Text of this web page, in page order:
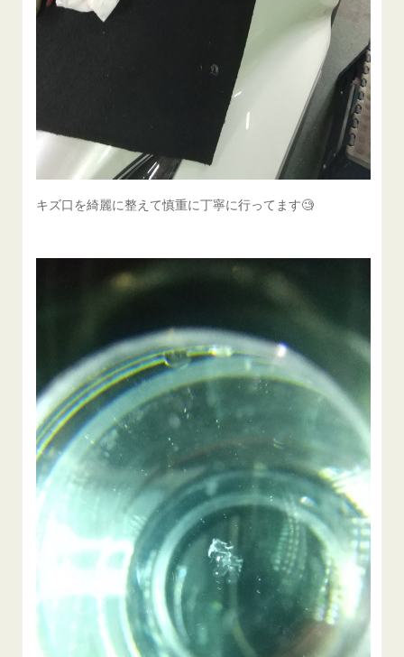
キズ口を綺麗に整えて慎重に丁寧に行ってます🧐